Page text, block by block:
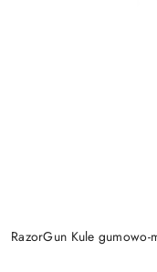
RazorGun Kule